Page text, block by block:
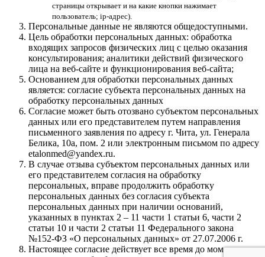
страницы открывает и на какие кнопки нажимает
пользователь; ip-адрес).
Персональные данные не являются общедоступными.
Цель обработки персональных данных: обработка
входящих запросов физических лиц с целью оказания
консультирования; аналитики действий физического
лица на веб-сайте и функционирования веб-сайта;
Основанием для обработки персональных данных
является: согласие субъекта персональных данных на
обработку персональных данных
Согласие может быть отозвано субъектом персональных
данных или его представителем путем направления
письменного заявления по адресу г. Чита, ул. Генерала
Белика, 10а, пом. 2 или электронным письмом по адресу
etalonmed@yandex.ru.
В случае отзыва субъектом персональных данных или
его представителем согласия на обработку
персональных, вправе продолжить обработку
персональных данных без согласия субъекта
персональных данных при наличии оснований,
указанных в пунктах 2 – 11 части 1 статьи 6, части 2
статьи 10 и части 2 статьи 11 Федерального закона
№152-ФЗ «О персональных данных» от 27.07.2006 г.
Настоящее согласие действует все время до момента